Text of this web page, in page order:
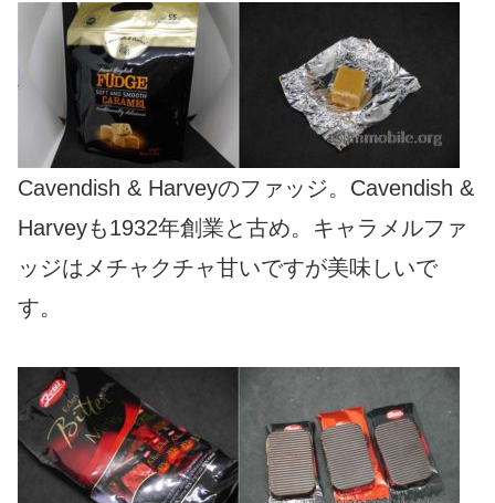
Cavendish & Harveyのファッジ。Cavendish &
Harveyも1932年創業と古め。キャラメルファ
ッジはメチャクチャ甘いですが美味しいで
す。